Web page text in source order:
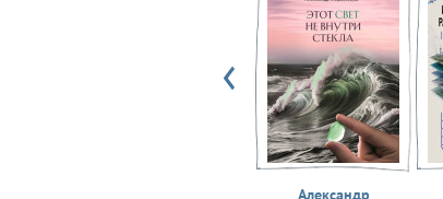
Александр